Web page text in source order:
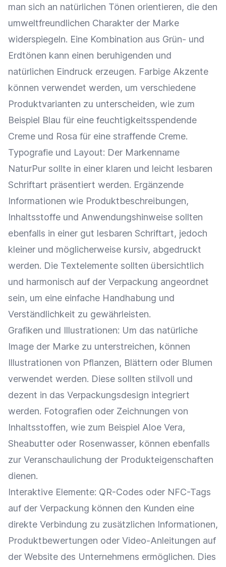
man sich an natürlichen Tönen orientieren, die den
umweltfreundlichen Charakter der Marke
widerspiegeln. Eine Kombination aus Grün- und
Erdtönen kann einen beruhigenden und
natürlichen Eindruck erzeugen. Farbige Akzente
können verwendet werden, um verschiedene
Produktvarianten zu unterscheiden, wie zum
Beispiel Blau für eine feuchtigkeitsspendende
Creme und Rosa für eine straffende Creme.
Typografie und Layout: Der Markenname
NaturPur sollte in einer klaren und leicht lesbaren
Schriftart präsentiert werden. Ergänzende
Informationen wie Produktbeschreibungen,
Inhaltsstoffe und Anwendungshinweise sollten
ebenfalls in einer gut lesbaren Schriftart, jedoch
kleiner und möglicherweise kursiv, abgedruckt
werden. Die Textelemente sollten übersichtlich
und harmonisch auf der Verpackung angeordnet
sein, um eine einfache Handhabung und
Verständlichkeit zu gewährleisten.
Grafiken und Illustrationen: Um das natürliche
Image der Marke zu unterstreichen, können
Illustrationen von Pflanzen, Blättern oder Blumen
verwendet werden. Diese sollten stilvoll und
dezent in das Verpackungsdesign integriert
werden. Fotografien oder Zeichnungen von
Inhaltsstoffen, wie zum Beispiel Aloe Vera,
Sheabutter oder Rosenwasser, können ebenfalls
zur Veranschaulichung der Produkteigenschaften
dienen.
Interaktive Elemente: QR-Codes oder NFC-Tags
auf der Verpackung können den Kunden eine
direkte Verbindung zu zusätzlichen Informationen,
Produktbewertungen oder Video-Anleitungen auf
der Website des Unternehmens ermöglichen. Dies